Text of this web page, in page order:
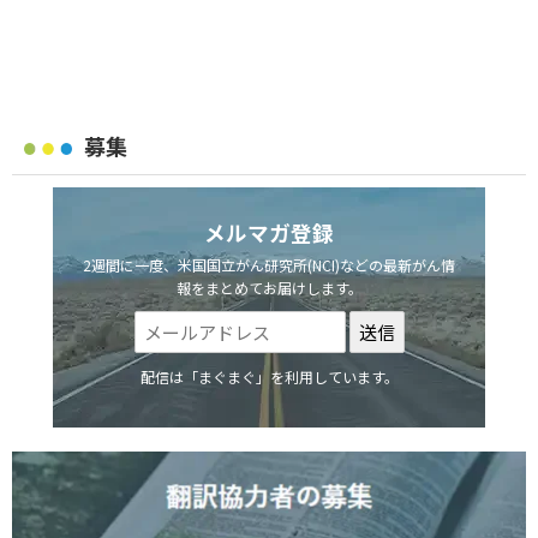
募集
メルマガ登録
2週間に一度、米国国立がん研究所(NCI)などの最新がん情
報をまとめてお届けします。
配信は「まぐまぐ」を利用しています。